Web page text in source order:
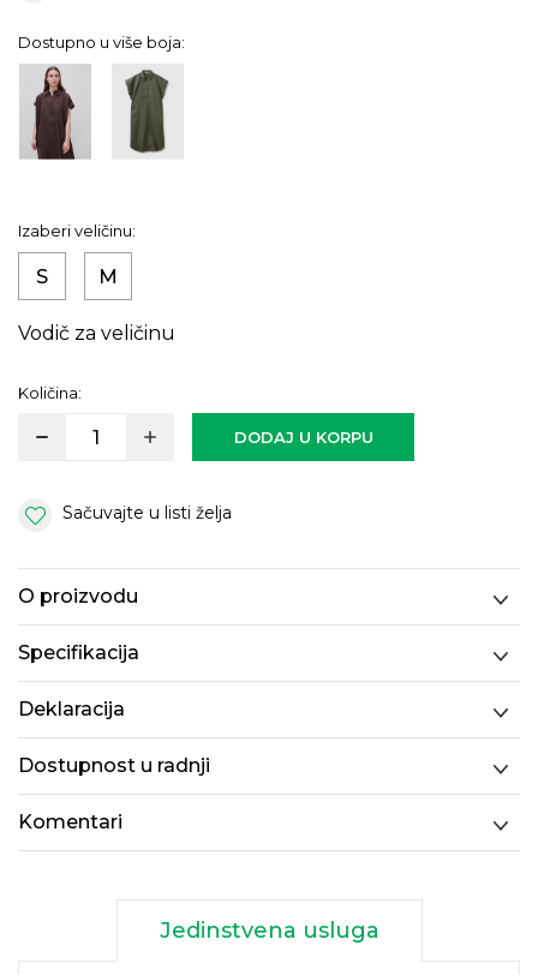
Dostupno u više boja:
Izaberi veličinu:
S M
Vodič za veličinu
Količina:
DODAJ U KORPU
Sačuvajte u listi želja
O proizvodu
Specifikacija
Deklaracija
Dostupnost u radnji
Komentari
Jedinstvena usluga